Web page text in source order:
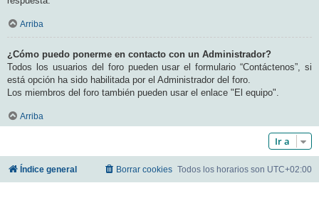
Arriba
¿Cómo puedo ponerme en contacto con un Administrador?
Todos los usuarios del foro pueden usar el formulario “Contáctenos”, si
está opción ha sido habilitada por el Administrador del foro.
Los miembros del foro también pueden usar el enlace "El equipo".
Arriba
Ir a
Índice general Todos los horarios son UTC+02:00
Borrar cookies